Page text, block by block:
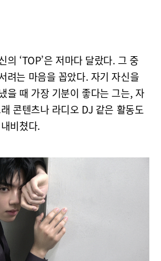
의 ‘TOP’은 저마다 달랐다. 그 중
려는 마음을 꼽았다. 자기 자신을
을 때 가장 기분이 좋다는 그는, 자
콘텐츠나 라디오 DJ 같은 활동도
비쳤다.